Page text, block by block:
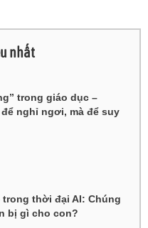
nhất
trong giáo dục –
nghỉ ngơi, mà để suy
trong thời đại AI: Chúng
bị gì cho con?